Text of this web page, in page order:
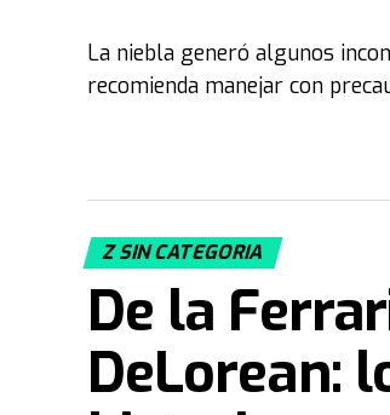
La niebla generó algunos
recomienda manejar con
Z SIN CATEGORIA
De la
DeLorean: